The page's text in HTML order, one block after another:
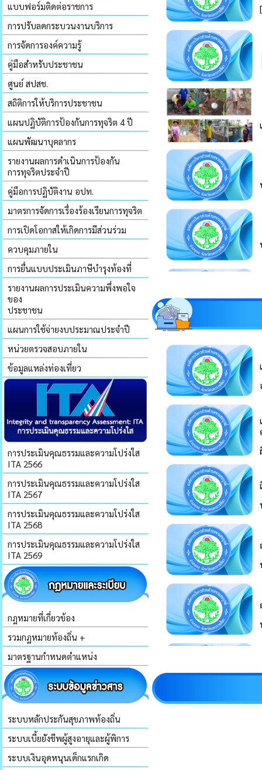
แบบฟอร์มติดต่อราชการ
การปรับลดกระบวนงานบริการ
การจัดการองค์ความรู้
คู่มือสำหรับประชาชน
ศูนย์ สปสช.
สถิติการให้บริการประชาชน
แผนปฏิบัติการป้องกันการทุจริต 4 ปี
แผนพัฒนาบุคลากร
รายงานผลการดำเนินการป้องกัน
การทุจริตประจำปี
คู่มือการปฏิบัติงาน อปท.
มาตรการจัดการเรื่องร้องเรียนการทุจริต
การเปิดโอกาสให้เกิดการมีส่วนร่วม
ควบคุมภายใน
การยื่นแบบประเมินภาษีบำรุงท้องที่
รายงานผลการประเมินความพึ่งพอใจ
ของ
ประชาชน
แผนการใช้จ่ายงบประมาณประจำปี
หน่วยตรวจสอบภายใน
ข้อมูลแหล่งท่องเที่ยว
การประเมินคุณธรรมและความโปร่งใส
ITA 2566
การประเมินคุณธรรมและความโปร่งใส
ITA 2567
การประเมินคุณธรรมและความโปร่งใส
ITA 2568
การประเมินคุณธรรมและความโปร่งใส
ITA 2569
กฎหมายที่เกี่ยวข้อง
รวมกฏหมายท้องถิ่น +
มาตรฐานกำหนดตำแหน่ง
ระบบหลักประกันสุขภาพท้องถิ่น
ระบบเบี้ยยังชีพผู้สูงอายุและผู้พิการ
ระบบเงินอุดหนุนเด็กแรกเกิด